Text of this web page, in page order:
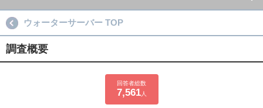
ウォーターサーバー TOP
調査概要
回答者総数
7,561人